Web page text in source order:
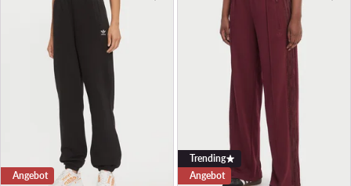
Angebot
Trending
Angebot